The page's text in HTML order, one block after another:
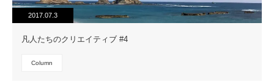
2017.07.3
凡人たちのクリエイティブ #4
Column